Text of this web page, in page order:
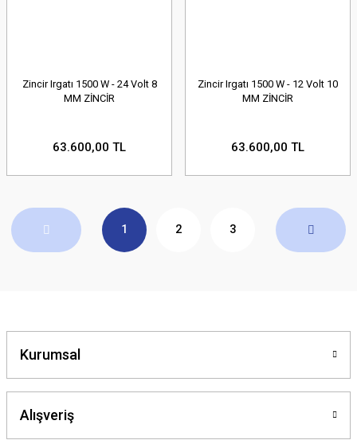
Zincir Irgatı 1500 W - 24 Volt 8
MM ZİNCİR
63.600,00 TL
Zincir Irgatı 1500 W - 12 Volt 10
MM ZİNCİR
63.600,00 TL
1 2 3
Kurumsal
Alışveriş